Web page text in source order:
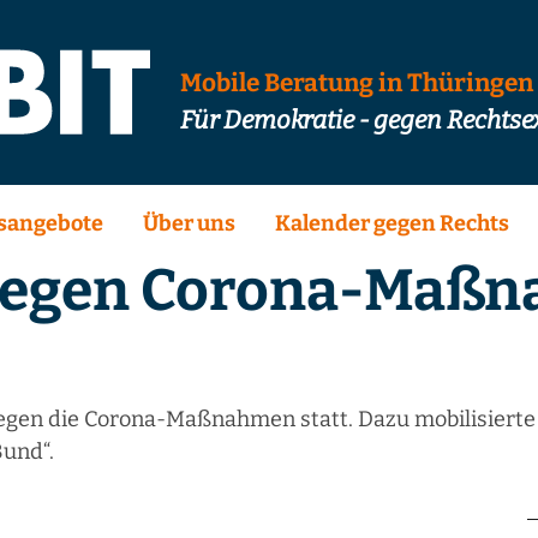
Mobile Beratung in Thüringen
Für Demokratie - gegen
Über uns Kalender gegen Rechts
Corona-
die Corona-Maßnahmen statt. Dazu